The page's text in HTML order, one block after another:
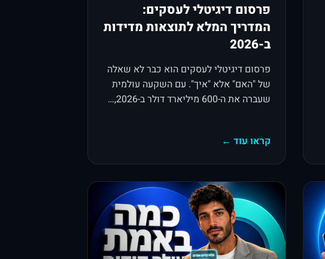
פרסום דיגיטלי לעסקים:
המדריך המלא לתוצאות מדידות
ב-2026
פרסום דיגיטלי לעסקים הוא כבר לא שאלה
של "האם" אלא "איך". עם השקעה עולמית
שעברה את ה-600 מיליארד דולר ב-2026,…
קראו עוד ←